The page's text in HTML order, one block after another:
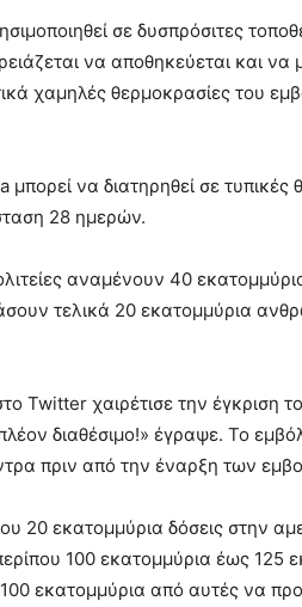
σε δυσπρόσιτες
να αποθηκεύεται και να
χαμηλές θερμοκρασίες του
να διατηρηθεί σε τυπικές
28 ημερών.
αναμένουν 40
τελικά 20 εκατομμύρια
Twitter χαιρέτισε την έγκριση
διαθέσιμο!» έγραψε. Το
πριν από την έναρξη των
20 εκατομμύρια δόσεις στην
100 εκατομμύρια έως 125
εκατομμύρια από αυτές να